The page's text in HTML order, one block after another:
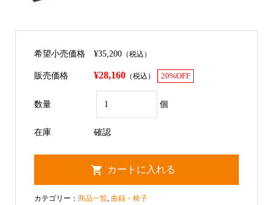
希望小売価格 ¥35,200（税込）
販売価格 ¥28,160（税込） 20%OFF
数量 個
在庫 確認
カテゴリー： 商品一覧, 曲録・椅子